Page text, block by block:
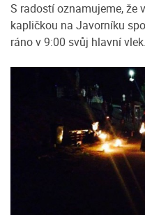
S radostí oznamujeme, že
kapličkou na Javorníku
ráno v 9:00 svůj hlavní vlek.